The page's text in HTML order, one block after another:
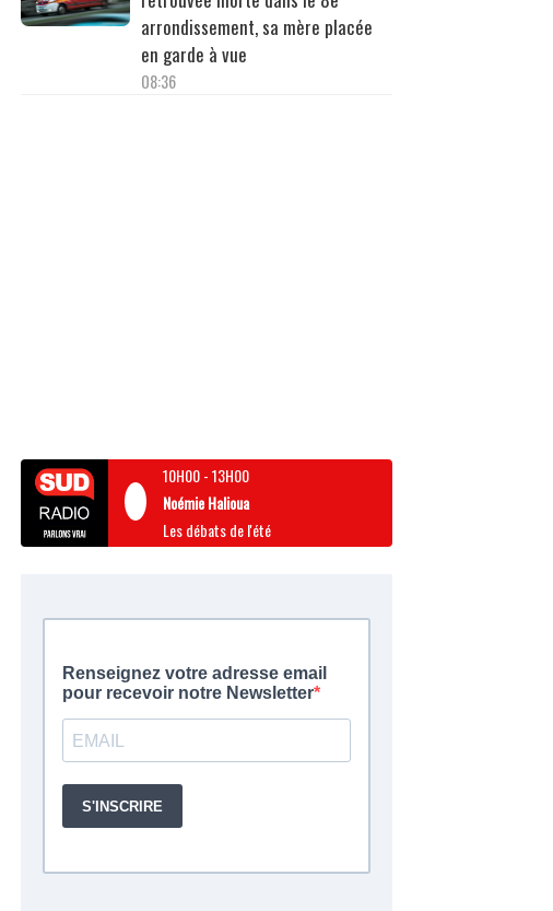
arrondissement, sa mère placée
en garde à vue
08:36
10H00-13H00
Noémie Halioua
Les débats de l'été